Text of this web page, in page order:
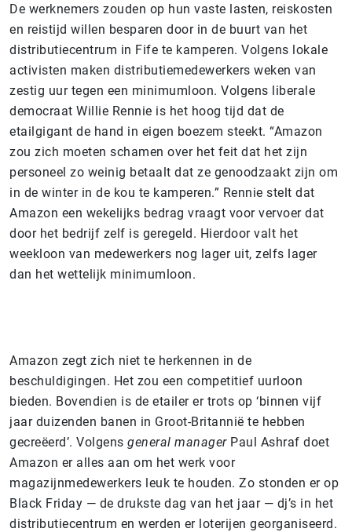
De werknemers zouden op hun vaste lasten, reiskosten
en reistijd willen besparen door in de buurt van het
distributiecentrum in Fife te kamperen. Volgens lokale
activisten maken distributiemedewerkers weken van
zestig uur tegen een minimumloon. Volgens liberale
democraat Willie Rennie is het hoog tijd dat de
etailgigant de hand in eigen boezem steekt. “Amazon
zou zich moeten schamen over het feit dat het zijn
personeel zo weinig betaalt dat ze genoodzaakt zijn om
in de winter in de kou te kamperen.” Rennie stelt dat
Amazon een wekelijks bedrag vraagt voor vervoer dat
door het bedrijf zelf is geregeld. Hierdoor valt het
weekloon van medewerkers nog lager uit, zelfs lager
dan het wettelijk minimumloon.
Amazon zegt zich niet te herkennen in de
beschuldigingen. Het zou een competitief uurloon
bieden. Bovendien is de etailer er trots op ‘binnen vijf
jaar duizenden banen in Groot-Britannië te hebben
gecreëerd’. Volgens general manager Paul Ashraf doet
Amazon er alles aan om het werk voor
magazijnmedewerkers leuk te houden. Zo stonden er op
Black Friday — de drukste dag van het jaar — dj’s in het
distributiecentrum en werden er loterijen georganiseerd.